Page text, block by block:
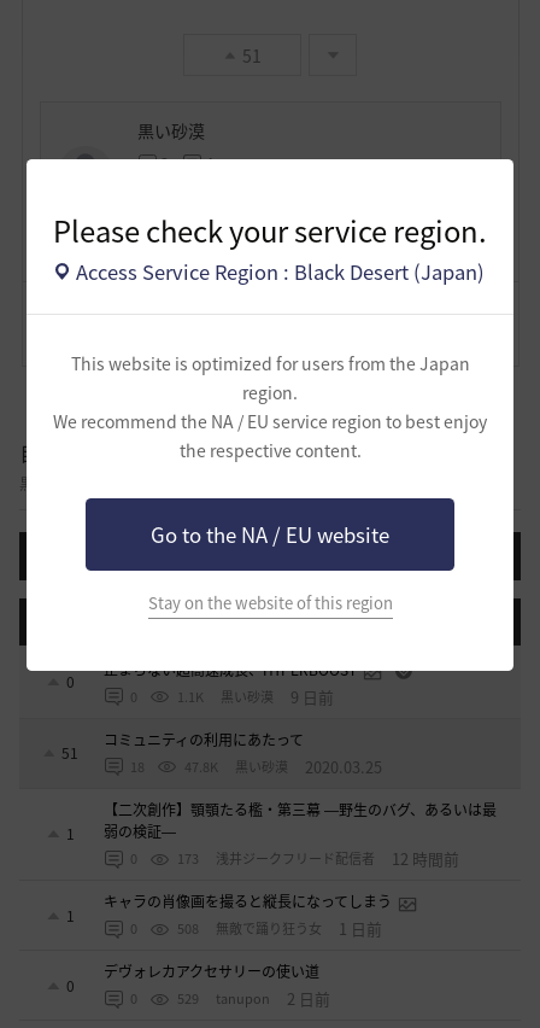
Please check your service region.
Access Service Region : Black Desert (Japan)
This website is optimized for users from the Japan
region.
We recommend the NA / EU service region to best enjoy
the respective content.
Go to the NA / EU website
Stay on the website of this region
51
黒い砂漠
3 4
Lv 非公開
自由掲示板
黒い砂漠に関する様々なテーマについて話し合える自由掲示板です。
検索順 コメント順 推奨順
0
止まらない超高速成長、HYPERBOOST
0 1.1K 黒い砂漠 9 日前
51
コミュニティの利用にあたって
18 47.8K 黒い砂漠 2020.03.25
1
【二次創作】顎顎たる檻・第三幕 ―野生のバグ、あるいは最
弱の検証―
0 173 浅井ジークフリード配信者 12 時間前
1
キャラの肖像画を撮ると縦長になってしまう
0 508 無敵で踊り狂う女 1 日前
0
デヴォレカアクセサリーの使い道
0 529 tanupon 2 日前